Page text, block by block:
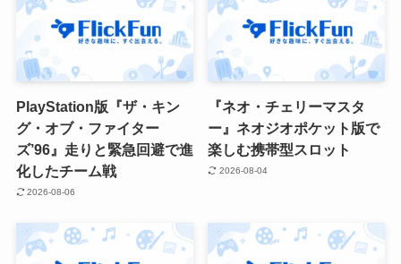
PlayStation版『ザ・キン
グ・オブ・ファイター
ズ’96』走りと緊急回避で進
化したチーム戦
2026-08-06
『ネオ・チェリーマスタ
ー』ネオジオポケット版で
楽しむ携帯型スロット
2026-08-04